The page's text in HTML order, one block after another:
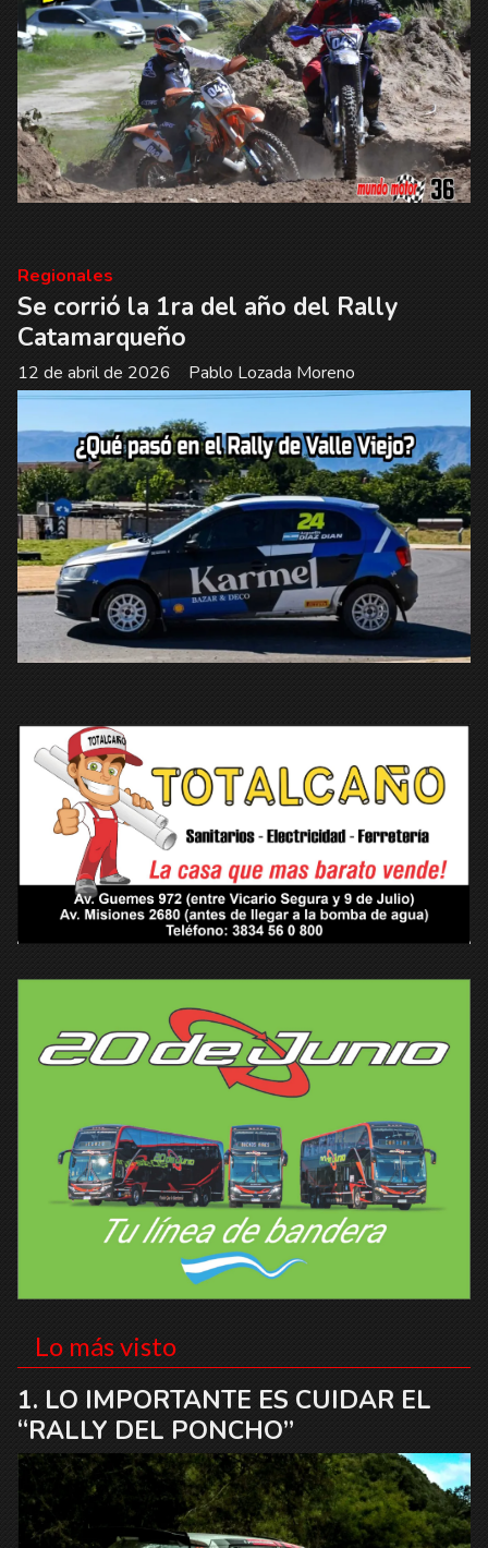
Se corrió la 1ra del año del Rally
Catamarqueño
Pablo Lozada Moreno
Regionales
12 de abril de 2026
Lo más visto
LO IMPORTANTE ES CUIDAR EL
“RALLY DEL PONCHO”